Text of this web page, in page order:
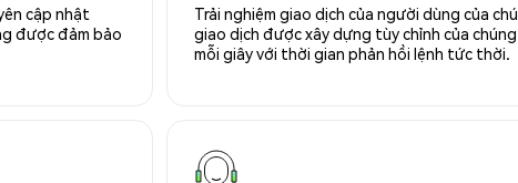
cập nhật
được đảm bảo
Trải nghiệm giao dịch của người dùng của
giao dịch được xây dựng tùy chỉnh của
mỗi giây với thời gian phản hồi lệnh tức thời.